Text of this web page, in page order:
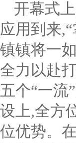
开幕式
应用到来
镇镇将一
全力以赴
五个“一流
设上,全方
位优势。